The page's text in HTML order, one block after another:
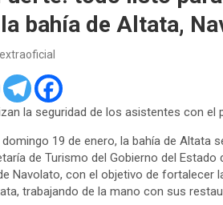
bahía de Altata,
la seguridad de los asistentes con el
19 de enero, la bahía de Altata
de Turismo del Gobierno del
Navolato, con el objetivo de
trabajando de la mano con sus